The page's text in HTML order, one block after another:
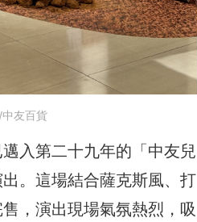
友百貨
入第二十九年的「中友兒
。這場結合薩克斯風、打
，演出現場氣氛熱烈，吸